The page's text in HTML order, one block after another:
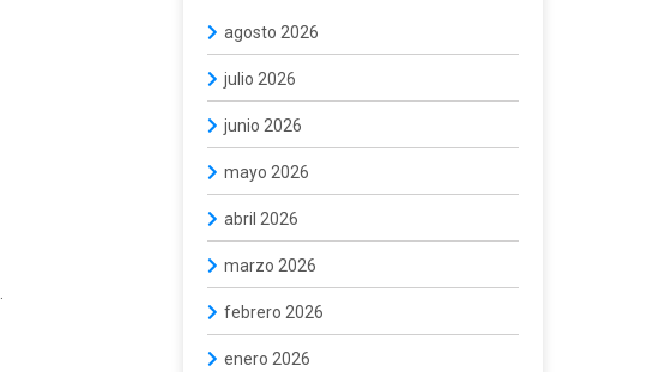
agosto 2026
julio 2026
junio 2026
mayo 2026
abril 2026
marzo 2026
febrero 2026
enero 2026